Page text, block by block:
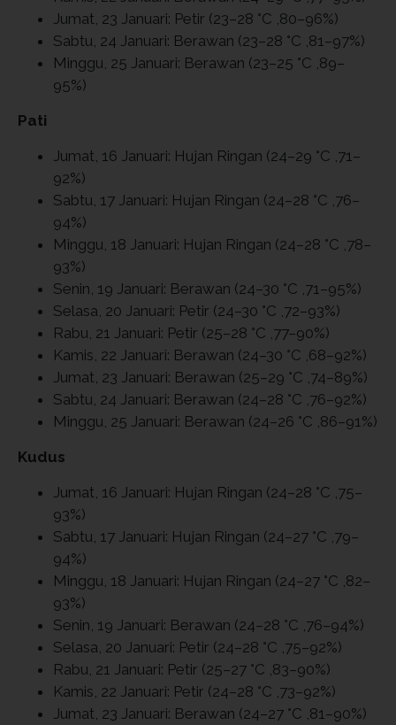
Jumat, 23 Januari: Petir (23–28 °C ,80–96%)
Sabtu, 24 Januari: Berawan (23–28 °C ,81–97%)
Minggu, 25 Januari: Berawan (23–25 °C ,89–
95%)
Pati
Jumat, 16 Januari: Hujan Ringan (24–29 °C ,71–
92%)
Sabtu, 17 Januari: Hujan Ringan (24–28 °C ,76–
94%)
Minggu, 18 Januari: Hujan Ringan (24–28 °C ,78–
93%)
Senin, 19 Januari: Berawan (24–30 °C ,71–95%)
Selasa, 20 Januari: Petir (24–30 °C ,72–93%)
Rabu, 21 Januari: Petir (25–28 °C ,77–90%)
Kamis, 22 Januari: Berawan (24–30 °C ,68–92%)
Jumat, 23 Januari: Berawan (25–29 °C ,74–89%)
Sabtu, 24 Januari: Berawan (24–28 °C ,76–92%)
Minggu, 25 Januari: Berawan (24–26 °C ,86–91%)
Kudus
Jumat, 16 Januari: Hujan Ringan (24–28 °C ,75–
93%)
Sabtu, 17 Januari: Hujan Ringan (24–27 °C ,79–
94%)
Minggu, 18 Januari: Hujan Ringan (24–27 °C ,82–
93%)
Senin, 19 Januari: Berawan (24–28 °C ,76–94%)
Selasa, 20 Januari: Petir (24–28 °C ,75–92%)
Rabu, 21 Januari: Petir (25–27 °C ,83–90%)
Kamis, 22 Januari: Petir (24–28 °C ,73–92%)
Jumat, 23 Januari: Berawan (24–27 °C ,81–90%)